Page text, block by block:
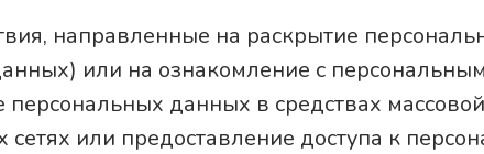
направленные на раскрытие
или на ознакомление с
персональных данных в средствах
или предоставление доступа к